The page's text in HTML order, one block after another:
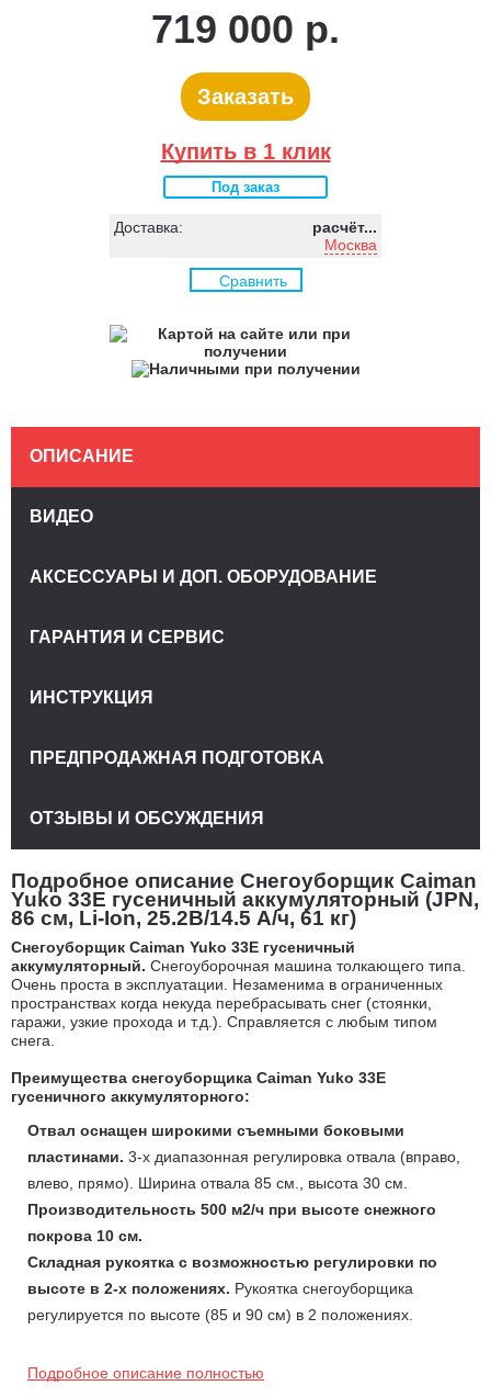
719 000 р.
Заказать
Купить в 1 клик
Под заказ
Доставка:
расчёт...
Москва
Сравнить
Подробное описание Снегоуборщик Caiman
Yuko 33E гусеничный аккумуляторный (JPN,
86 см, Li-Ion, 25.2В/14.5 А/ч, 61 кг)
Снегоуборщик Caiman Yuko 33E гусеничный
аккумуляторный. Снегоуборочная машина толкающего типа.
Очень проста в эксплуатации. Незаменима в ограниченных
пространствах когда некуда перебрасывать снег (стоянки,
гаражи, узкие прохода и т.д.). Справляется с любым типом
снега.
Преимущества снегоуборщика Caiman Yuko 33E
гусеничного аккумуляторного:
Отвал оснащен широкими съемными боковыми
пластинами. 3-х диапазонная регулировка отвала (вправо,
влево, прямо). Ширина отвала 85 см., высота 30 см.
Производительность 500 м2/ч при высоте снежного
покрова 10 см.
Складная рукоятка с возможностью регулировки по
высоте в 2-х положениях. Рукоятка снегоуборщика
регулируется по высоте (85 и 90 см) в 2 положениях.
рукоятке.
Подробное описание полностью
ОПИСАНИЕ
ВИДЕО
АКСЕССУАРЫ И ДОП. ОБОРУДОВАНИЕ
ГАРАНТИЯ И СЕРВИС
ИНСТРУКЦИЯ
ПРЕДПРОДАЖНАЯ ПОДГОТОВКА
ОТЗЫВЫ И ОБСУЖДЕНИЯ